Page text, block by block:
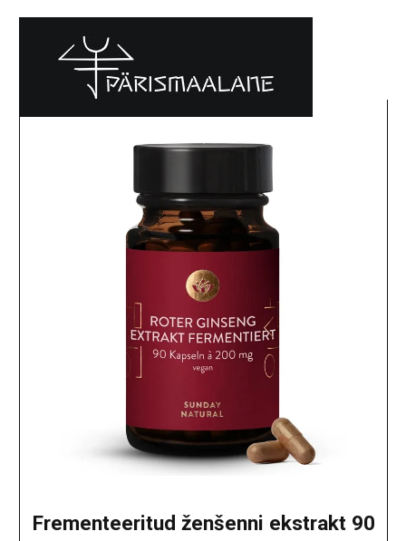
Frementeeritud ženšenni ekstrakt 90